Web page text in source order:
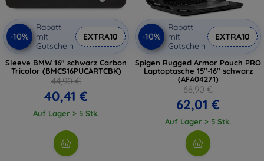
-10%
Rabatt
mit
Gutschein
EXTRA10
Sleeve BMW 16" schwarz Carbon
Tricolor (BMCS16PUCARTCBK)
44,90 €
40,41 €
Auf Lager > 5 Stk.
-10%
Rabatt
mit
Gutschein
EXTRA10
Spigen Rugged Armor Pouch PRO
Laptoptasche 15"-16" schwarz
(AFA04271)
68,90 €
62,01 €
Auf Lager > 5 Stk.